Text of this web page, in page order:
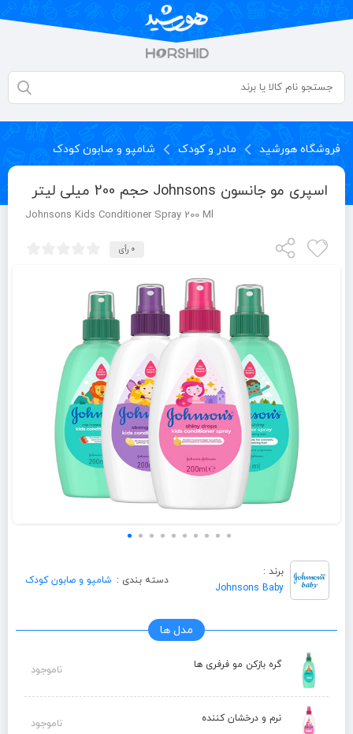
فروشگاه هورشید مادر و کودک شامپو و صابون کودک
اسپری مو جانسون Johnsons حجم 200 میلی لیتر
Johnsons Kids Conditioner Spray 200 Ml
0 رأی
برند :
Johnsons Baby
دسته بندی : شامپو و صابون کودک
مدل ها
گره بازکن مو فرفری ها ناموجود
نرم و درخشان کننده ناموجود